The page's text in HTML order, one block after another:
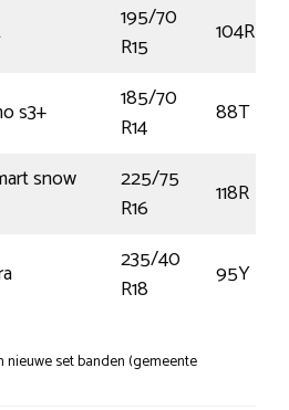
195/70
R15
104R
s3+
185/70
R14
88T
snow
225/75
R16
118R
235/40
R18
95Y
nieuwe set banden (gemeente